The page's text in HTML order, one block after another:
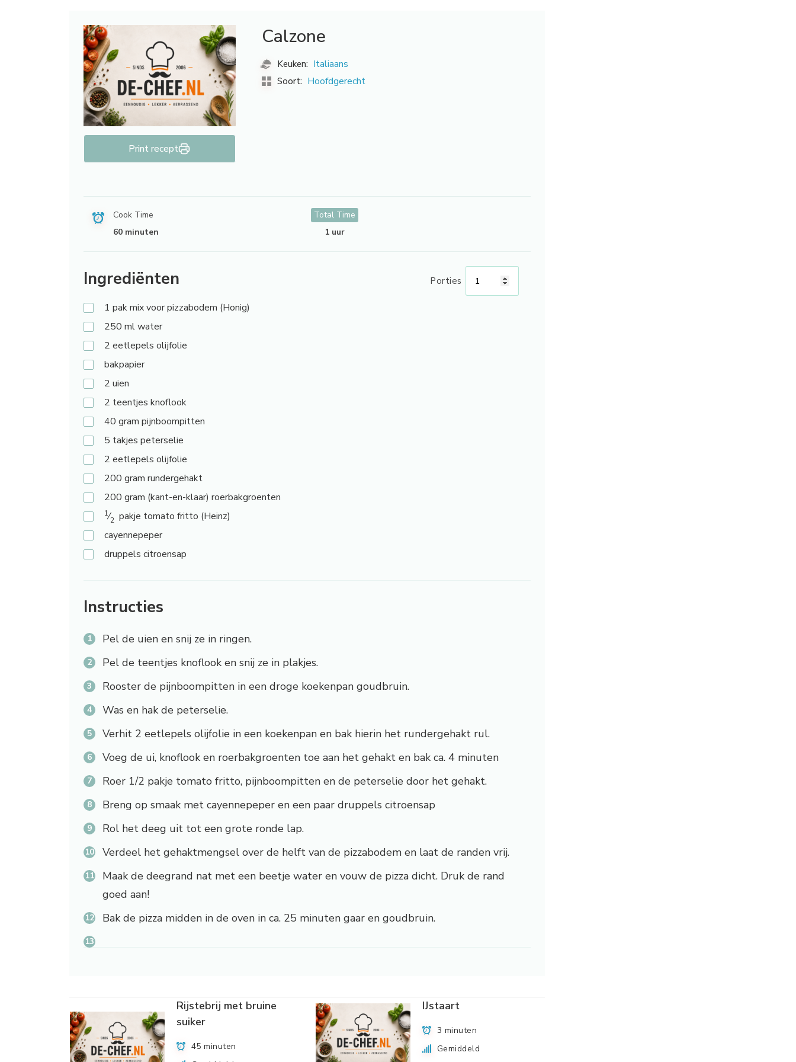
Print recept
Calzone
Keuken: Italiaans
Soort: Hoofdgerecht
Cook Time
60 minuten
Total Time
1 uur
Ingrediënten Porties
1 pak mix voor pizzabodem (Honig)
250 ml water
2 eetlepels olijfolie
bakpapier
2 uien
2 teentjes knoflook
40 gram pijnboompitten
5 takjes peterselie
2 eetlepels olijfolie
200 gram rundergehakt
200 gram (kant-en-klaar) roerbakgroenten
1⁄2 pakje tomato fritto (Heinz)
cayennepeper
druppels citroensap
Instructies
Pel de uien en snij ze in ringen.
Pel de teentjes knoflook en snij ze in plakjes.
Rooster de pijnboompitten in een droge koekenpan goudbruin.
Was en hak de peterselie.
Verhit 2 eetlepels olijfolie in een koekenpan en bak hierin het rundergehakt rul.
Voeg de ui, knoflook en roerbakgroenten toe aan het gehakt en bak ca. 4 minuten
Roer 1/2 pakje tomato fritto, pijnboompitten en de peterselie door het gehakt.
Breng op smaak met cayennepeper en een paar druppels citroensap
Rol het deeg uit tot een grote ronde lap.
Verdeel het gehaktmengsel over de helft van de pizzabodem en laat de randen vrij.
Maak de deegrand nat met een beetje water en vouw de pizza dicht. Druk de rand
goed aan!
Bak de pizza midden in de oven in ca. 25 minuten gaar en goudbruin.
Rijstebrij met bruine
suiker
45 minuten
IJstaart
3 minuten
Gemiddeld